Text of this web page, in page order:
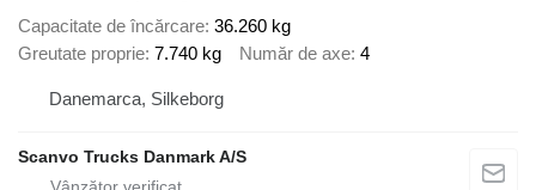
Capacitate de încărcare 36.260 kg
Greutate proprie 7.740 kg Număr de axe 4
Danemarca, Silkeborg
Scanvo Trucks Danmark A/S